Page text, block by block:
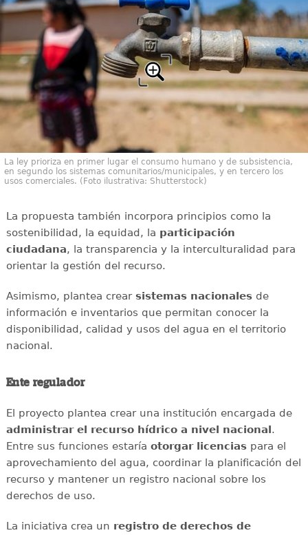
La ley prioriza en primer lugar el consumo humano y de subsistencia,
en segundo los sistemas comunitarios/municipales, y en tercero los
usos comerciales. (Foto ilustrativa: Shutterstock)
La propuesta también incorpora principios como la
sostenibilidad, la equidad, la participación
ciudadana, la transparencia y la interculturalidad para
orientar la gestión del recurso.
Asimismo, plantea crear sistemas nacionalesde
información e inventarios que permitan conocer la
disponibilidad, calidad y usos del agua en el territorio
nacional.
Ente regulador
El proyecto plantea crear una institución encargada de
administrar el recurso hídrico a nivel nacional.
Entre sus funciones estaría otorgar licenciaspara el
aprovechamiento del agua, coordinar la planificación del
recurso y mantener un registro nacional sobre los
derechos de uso.
La iniciativa crea un registro de derechos de